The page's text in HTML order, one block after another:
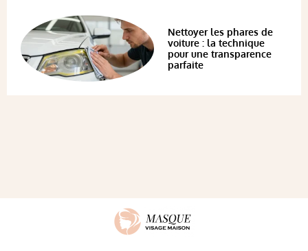
Nettoyer les phares de
voiture : la technique
pour une transparence
parfaite